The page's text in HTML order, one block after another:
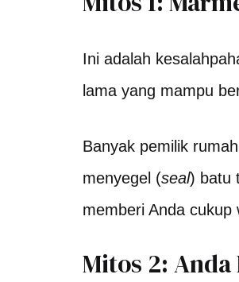
Ini adalah
lama yang mampu
Banyak pemilik
menyegel (seal) batu
memberi Anda
Mitos 2: